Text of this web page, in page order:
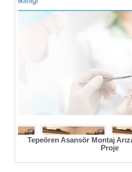
Tepeören Asansör Montaj
Proje